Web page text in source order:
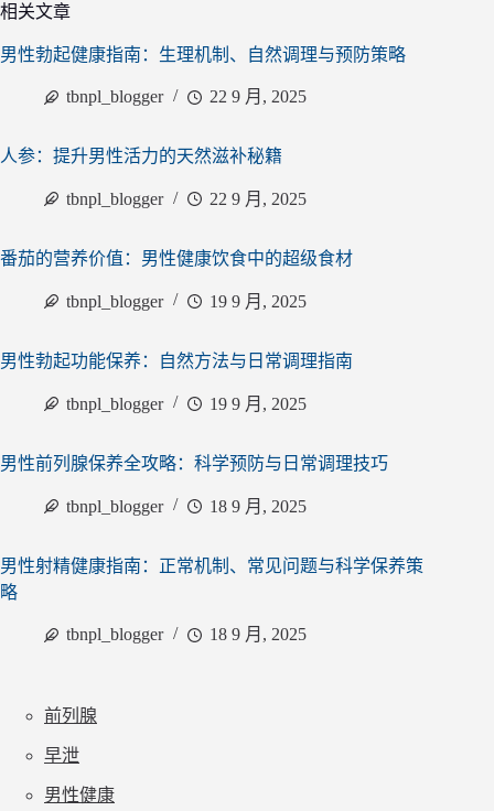
相关文章
男性勃起健康指南：生理机制、自然调理与预防策略
tbnpl_blogger 22 9 月, 2025
人参：提升男性活力的天然滋补秘籍
tbnpl_blogger 22 9 月, 2025
番茄的营养价值：男性健康饮食中的超级食材
tbnpl_blogger 19 9 月, 2025
男性勃起功能保养：自然方法与日常调理指南
tbnpl_blogger 19 9 月, 2025
男性前列腺保养全攻略：科学预防与日常调理技巧
tbnpl_blogger 18 9 月, 2025
男性射精健康指南：正常机制、常见问题与科学保养策
略
tbnpl_blogger 18 9 月, 2025
前列腺
早泄
男性健康